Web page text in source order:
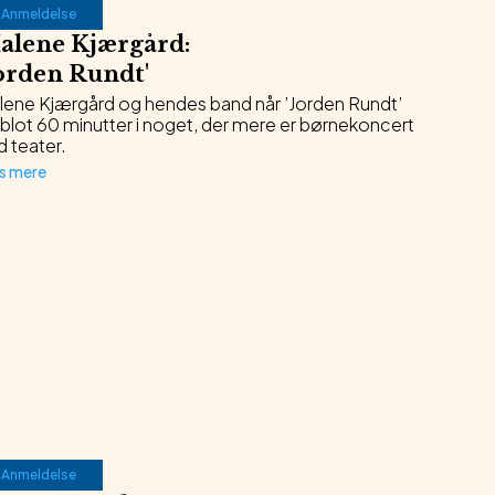
Anmeldelse
Kjærgård:
Rundt'
Kjærgård og hendes band når ’Jorden Rundt’
60 minutter i noget, der mere er børnekoncert
teater.
mere
Anmeldelse